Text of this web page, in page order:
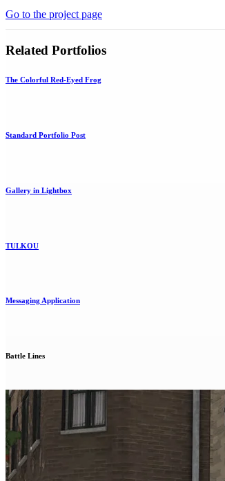
Go to the project page
Related Portfolios
The Colorful Red-Eyed Frog
Standard Portfolio Post
Gallery in Lightbox
TULKOU
Messaging Application
Battle Lines